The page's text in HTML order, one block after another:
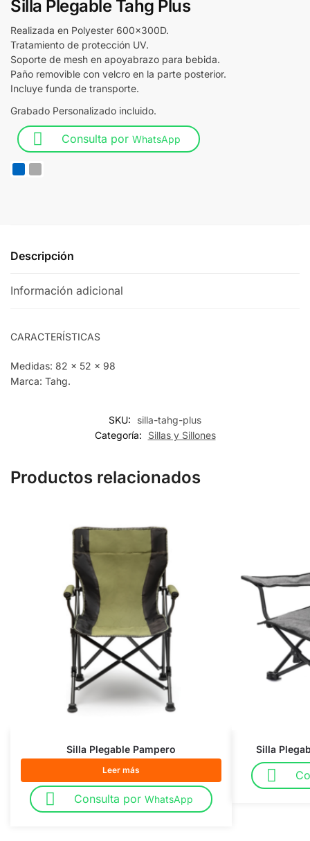
Silla Plegable Tahg Plus
Realizada en Polyester 600x300D.
Tratamiento de protección UV.
Soporte de mesh en apoyabrazo para bebida.
Paño removible con velcro en la parte posterior.
Incluye funda de transporte.
Grabado Personalizado incluido.
Consulta por WhatsApp
Descripción
Información adicional
CARACTERÍSTICAS
Medidas: 82 x 52 x 98
Marca: Tahg.
SKU:
silla-tahg-plus
Categoría:
Sillas y Sillones
Productos relacionados
Silla Plegable Pampero
Leer más
Consulta por WhatsApp
Silla